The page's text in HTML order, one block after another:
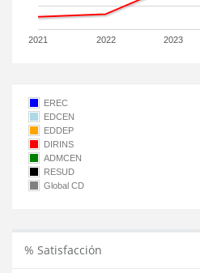
2021 2022 2023
EREC
EDCEN
EDDEP
DIRINS
ADMCEN
RESUD
Global CD
% Satisfacción